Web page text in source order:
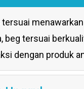
beg tersuai
dengan produk